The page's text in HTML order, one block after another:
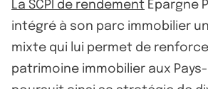
La SCPI de rendement Épargne
intégré à son parc immobilier
mixte qui lui permet de
patrimoine immobilier aux Pays-